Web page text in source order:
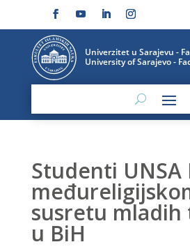
Studenti UNSA
susretu mladih
u BiH